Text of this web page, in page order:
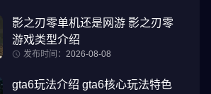
影之刃零单机还是网游 影之刃零
游戏类型介绍
发布时间： 2026-08-08
gta6玩法介绍 gta6核心玩法特色